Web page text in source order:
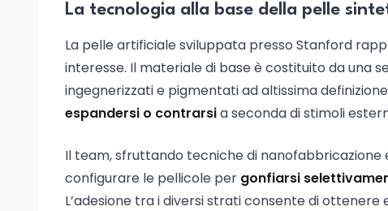
La tecnologia alla base della pelle
La pelle artificiale sviluppata presso Stanford
interesse. Il materiale di base è costituito da una
ingegnerizzati e pigmentati ad altissima
espandersi o contrarsia seconda di stimoli
Il team, sfruttando tecniche di nanofabbricazione
configurare le pellicole per gonfiarsi
L’adesione tra i diversi strati consente di ottenere